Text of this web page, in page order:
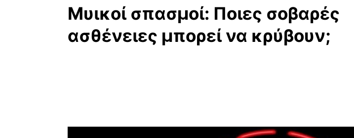
Μυικοί σπασμοί: Ποιες σοβαρές
ασθένειες μπορεί να κρύβουν;